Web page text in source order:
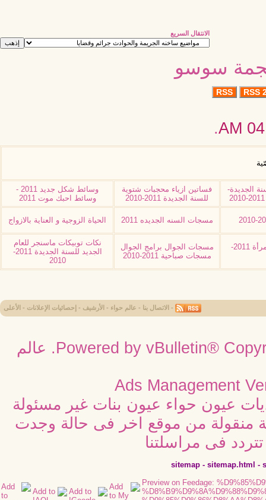
الانتقال السريع
سوسو
RSS RSS
.
الجديدة-
فساتين ازياء محجبات شتوية
للسنة الجديدة 2011-2010
وسائط شكل جديد 2011 -
وسائط احبك موت 2011
مسجات السنه الجديده 2011 الحياة الزوجية و العناية بالازواج
وظائف نسائية اعمال للمرأة 2011-
مسجات الجوال برامج الجوال
مسجات صباحية 2011-2010
نكات توبيكات ماسنجر للعام
الجديد للسنة الجديدة 2011-
2010
- الاتصال بنا - عالم حواء - الأرشيف - إحصائيات الإعلانات - الأعلى
Powered by vBulletin® عالم
Ads Management
عيون حواء عيون بنات غير مسئولة
منقولة من موقع اخر فى حالة وجدت
فى مراسلتنا
sitemap - sitemap.html -